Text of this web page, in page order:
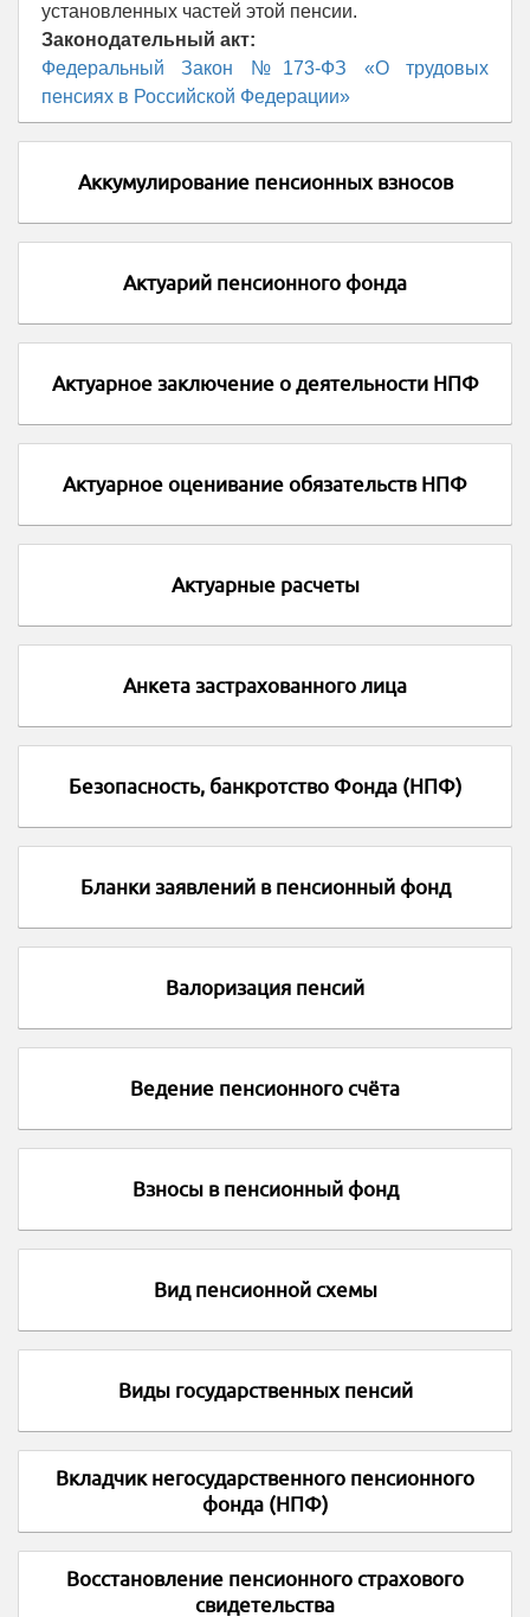
установленных частей этой пенсии.
Законодательный акт:
Федеральный Закон №173-ФЗ «О трудовых
пенсиях в Российской Федерации»
Аккумулирование пенсионных взносов
Актуарий пенсионного фонда
Актуарное заключение о деятельности НПФ
Актуарное оценивание обязательств НПФ
Актуарные расчеты
Анкета застрахованного лица
Безопасность, банкротство Фонда (НПФ)
Бланки заявлений в пенсионный фонд
Валоризация пенсий
Ведение пенсионного счёта
Взносы в пенсионный фонд
Вид пенсионной схемы
Виды государственных пенсий
Вкладчик негосударственного пенсионного
фонда (НПФ)
Восстановление пенсионного страхового
свидетельства